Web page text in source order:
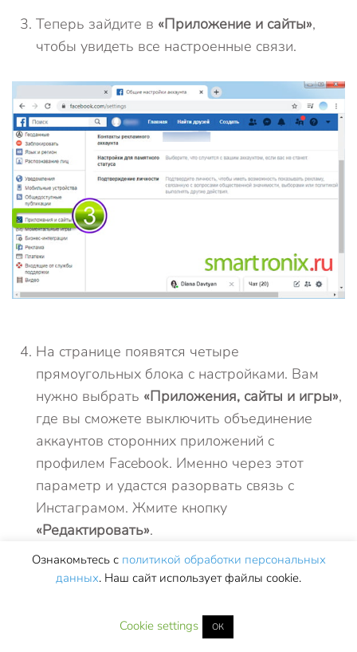
Теперь зайдите в «Приложение и сайты»,
чтобы увидеть все настроенные связи.
На странице появятся четыре
прямоугольных блока с настройками. Вам
нужно выбрать «Приложения, сайты и игры»,
где вы сможете выключить объединение
аккаунтов сторонних приложений с
профилем Facebook. Именно через этот
параметр и удастся разорвать связь с
Инстаграмом. Жмите кнопку
«Редактировать».
Ознакомьтесь с политикой обработки персональных
данных. Наш сайт использует файлы cookie.
Cookie settings ОК